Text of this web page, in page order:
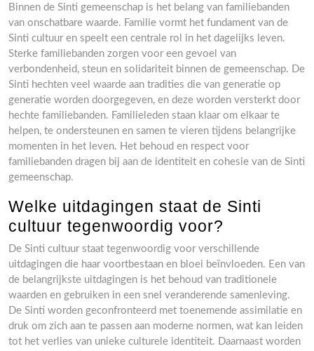
Binnen de Sinti gemeenschap is het belang van familiebanden
van onschatbare waarde. Familie vormt het fundament van de
Sinti cultuur en speelt een centrale rol in het dagelijks leven.
Sterke familiebanden zorgen voor een gevoel van
verbondenheid, steun en solidariteit binnen de gemeenschap. De
Sinti hechten veel waarde aan tradities die van generatie op
generatie worden doorgegeven, en deze worden versterkt door
hechte familiebanden. Familieleden staan klaar om elkaar te
helpen, te ondersteunen en samen te vieren tijdens belangrijke
momenten in het leven. Het behoud en respect voor
familiebanden dragen bij aan de identiteit en cohesie van de Sinti
gemeenschap.
Welke uitdagingen staat de Sinti
cultuur tegenwoordig voor?
De Sinti cultuur staat tegenwoordig voor verschillende
uitdagingen die haar voortbestaan en bloei beïnvloeden. Een van
de belangrijkste uitdagingen is het behoud van traditionele
waarden en gebruiken in een snel veranderende samenleving.
De Sinti worden geconfronteerd met toenemende assimilatie en
druk om zich aan te passen aan moderne normen, wat kan leiden
tot het verlies van unieke culturele identiteit. Daarnaast worden